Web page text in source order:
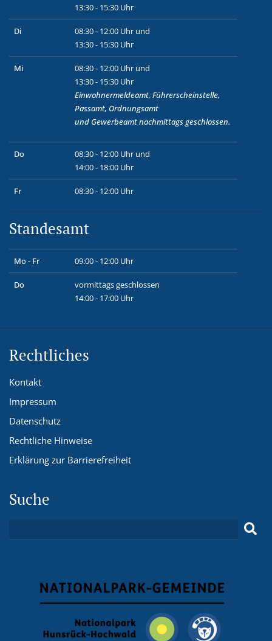
13:30 - 15:30 Uhr
Di
08:30 - 12:00 Uhr und
13:30 - 15:30 Uhr
Mi
08:30 - 12:00 Uhr und
13:30 - 15:30 Uhr
Einwohnermeldeamt, Führerscheinstelle,
Passamt, Ordnungsamt
und Gewerbeamtnachmittags geschlossen.
Do
08:30 - 12:00 Uhr und
14:00 - 18:00 Uhr
Fr 08:30 - 12:00 Uhr
Standesamt
Mo - Fr 09:00 - 12:00 Uhr
Do
vormittags geschlossen
14:00 - 17:00 Uhr
Rechtliches
Kontakt
Impressum
Datenschutz
Rechtliche Hinweise
Erklärung zur Barrierefreiheit
Suche